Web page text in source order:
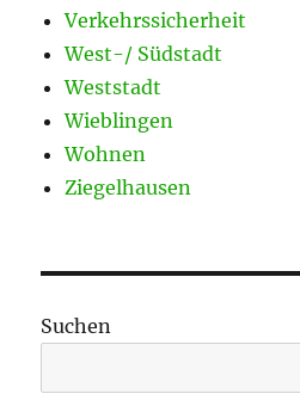
Verkehrssicherheit
West-/ Südstadt
Weststadt
Wieblingen
Wohnen
Ziegelhausen
Suchen